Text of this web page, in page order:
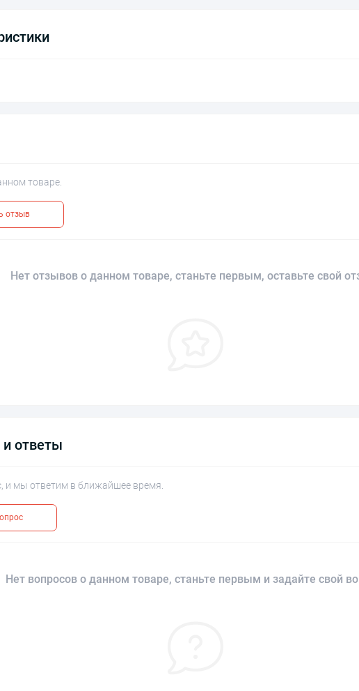
товаре.
отзыв
Нет отзывов о данном товаре, станьте первым, оставьте свой
ответы
и мы ответим в ближайшее время.
Нет вопросов о данном товаре, станьте первым и задайте свой